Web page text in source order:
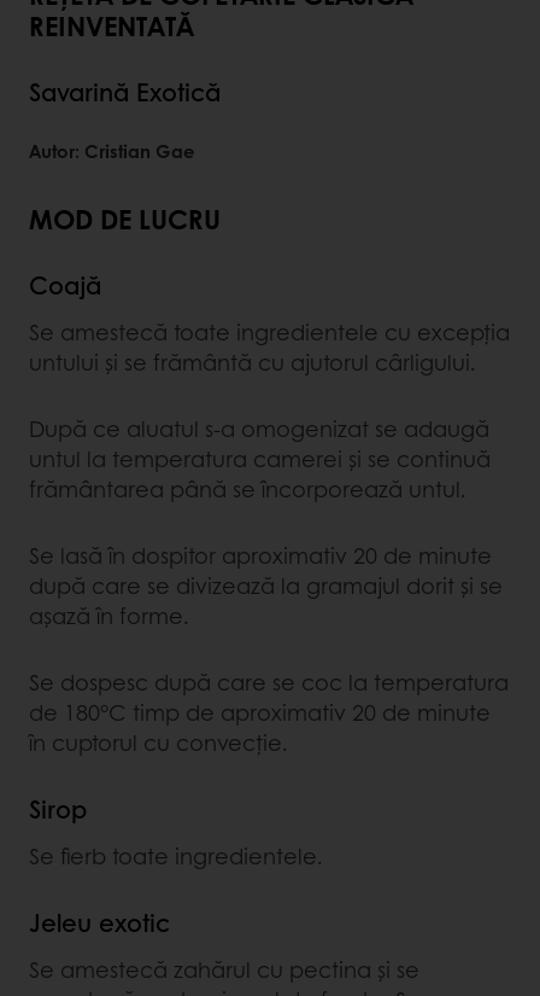
REINVENTATĂ
Savarină Exotică
Autor: Cristian Gae
MOD DE LUCRU
Coajă
Se amestecă toate ingredientele cu excepția
untului și se frământă cu ajutorul cârligului.
După ce aluatul s-a omogenizat se adaugă
untul la temperatura camerei și se continuă
frământarea până se încorporează untul.
Se lasă în dospitor aproximativ 20 de minute
după care se divizează la gramajul dorit și se
așază în forme.
Se dospesc după care se coc la temperatura
de 180°C timp de aproximativ 20 de minute
în cuptorul cu convecție.
Sirop
Se fierb toate ingredientele.
Jeleu exotic
Se amestecă zahărul cu pectina și se